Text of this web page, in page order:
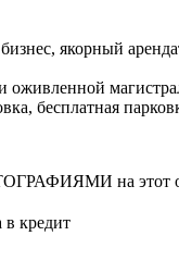
якорный
бесплатная
на этот
кредит